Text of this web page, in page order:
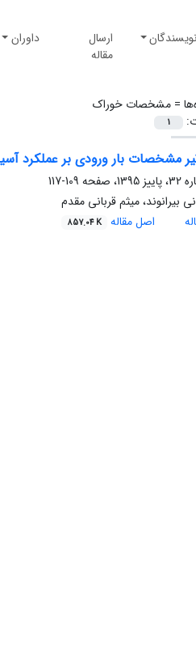
ارسال
مقاله
داوران
=مشخصات خوراک
1
مشخصات بار ورودی بر عملکرد
109-117
بیرانوند، میثم قربانی مقدم
اصل مقاله 857.04 K